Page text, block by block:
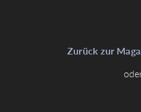
Zurück zur